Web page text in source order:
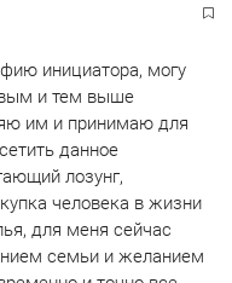
инициатора, могу
и тем выше
им и принимаю для
данное
лозунг,
человека в жизни
для меня сейчас
семьи и желанием